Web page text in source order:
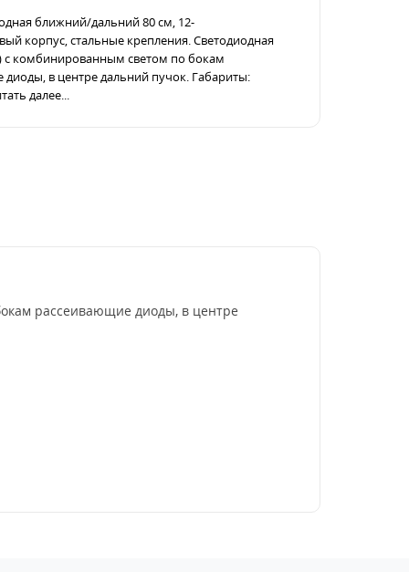
ближний/дальний 80 см, 12-
корпус, стальные крепления. Светодиодная
с комбинированным светом по бокам
в центре дальний пучок. Габариты:
далее...
рассеивающие диоды, в центре